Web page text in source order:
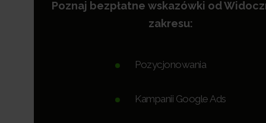
Poznaj bezpłatne wskazówki od
zakresu:
Pozycjonowania
Kampanii Google Ads